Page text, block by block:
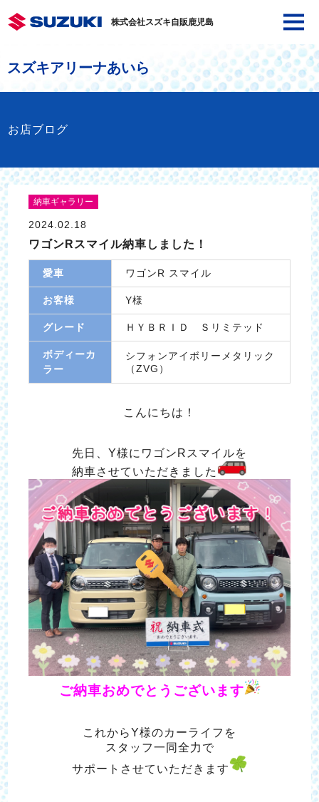
株式会社スズキ自販鹿児島
スズキアリーナあいら
お店ブログ
納車ギャラリー
2024.02.18
ワゴンRスマイル納車しました！
愛車 ワゴンR スマイル
お客様 Y様
グレード ＨＹＢＲＩＤ Ｓリミテッド
ボディーカ
ラー
シフォンアイボリーメタリック
（ZVG）
こんにちは！
先日、Y様にワゴンRスマイルを
納車させていただきました
ご納車おめでとうございます
これからY様のカーライフを
スタッフ一同全力で
サポートさせていただきます